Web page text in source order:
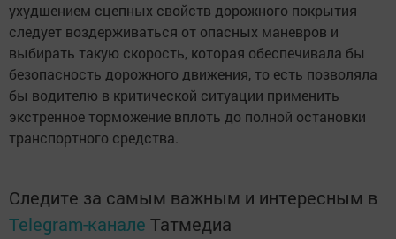
ухудшением сцепных свойств дорожного покрытия
следует воздерживаться от опасных маневров и
выбирать такую скорость, которая обеспечивала бы
безопасность дорожного движения, то есть позволяла
бы водителю в критической ситуации применить
экстренное торможение вплоть до полной остановки
транспортного средства.
Следите за самым важным и интересным в
Telegram-канале Татмедиа